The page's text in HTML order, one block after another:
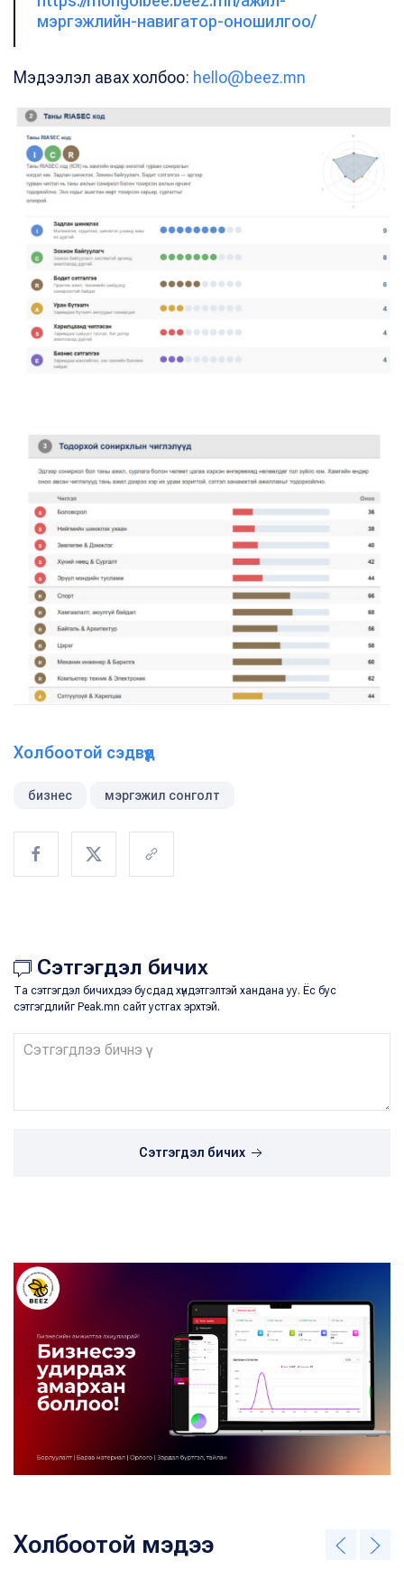
мэргэжлийн-навигатор-оношилгоо/
Мэдээлэл авах холбоо: hello@beez.mn
Холбоотой сэдвүүд
бизнес мэргэжил сонголт
Сэтгэгдэл бичих
Та сэтгэгдэл бичихдээ бусдад хүндэтгэлтэй хандана уу. Ёс бус
сэтгэгдлийг Peak.mn сайт устгах эрхтэй.
Сэтгэгдэл бичих
Холбоотой мэдээ